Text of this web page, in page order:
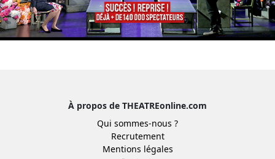
À propos de THEATREonline.com
Qui sommes-nous ?
Recrutement
Mentions légales